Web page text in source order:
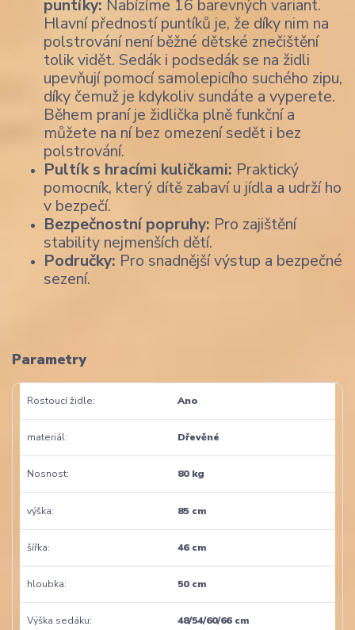
puntíky: Nabízíme 16 barevných variant.
Hlavní předností puntíků je, že díky nim na
polstrování není běžné dětské znečištění
tolik vidět. Sedák i podsedák se na židli
upevňují pomocí samolepicího suchého zipu,
díky čemuž je kdykoliv sundáte a vyperete.
Během praní je židlička plně funkční a
můžete na ní bez omezení sedět i bez
polstrování.
Pultík s hracími kuličkami: Praktický
pomocník, který dítě zabaví u jídla a udrží ho
v bezpečí.
Bezpečnostní popruhy: Pro zajištění
stability nejmenších dětí.
Područky: Pro snadnější výstup a bezpečné
sezení.
Parametry
Rostoucí židle Ano
materiál Dřevěné
Nosnost 80 kg
výška 85 cm
šířka 46 cm
hloubka 50 cm
Výška sedáku 48/54/60/66 cm